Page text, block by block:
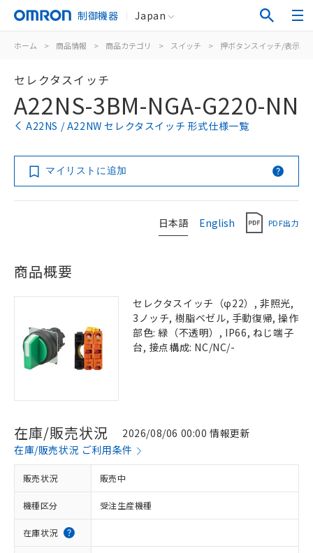
制御機器 Japan
ホーム > 商品情報 > 商品カテゴリ > スイッチ > 押ボタンスイッチ/表示灯
セレクタスイッチ
A22NS-3BM-NGA-G220-NN
A22NS / A22NW セレクタスイッチ 形式仕様一覧
マイリストに追加
日本語 English PDF出力
商品概要
セレクタスイッチ（φ22）, 非照光,
3ノッチ, 樹脂ベゼル, 手動復帰, 操作
部色: 緑（不透明）, IP66, ねじ端子
台, 接点構成: NC/NC/-
在庫/販売状況
2026/08/06 00:00 情報更新
在庫/販売状況 ご利用条件
販売状況 販売中
機種区分 受注生産機種
在庫状況